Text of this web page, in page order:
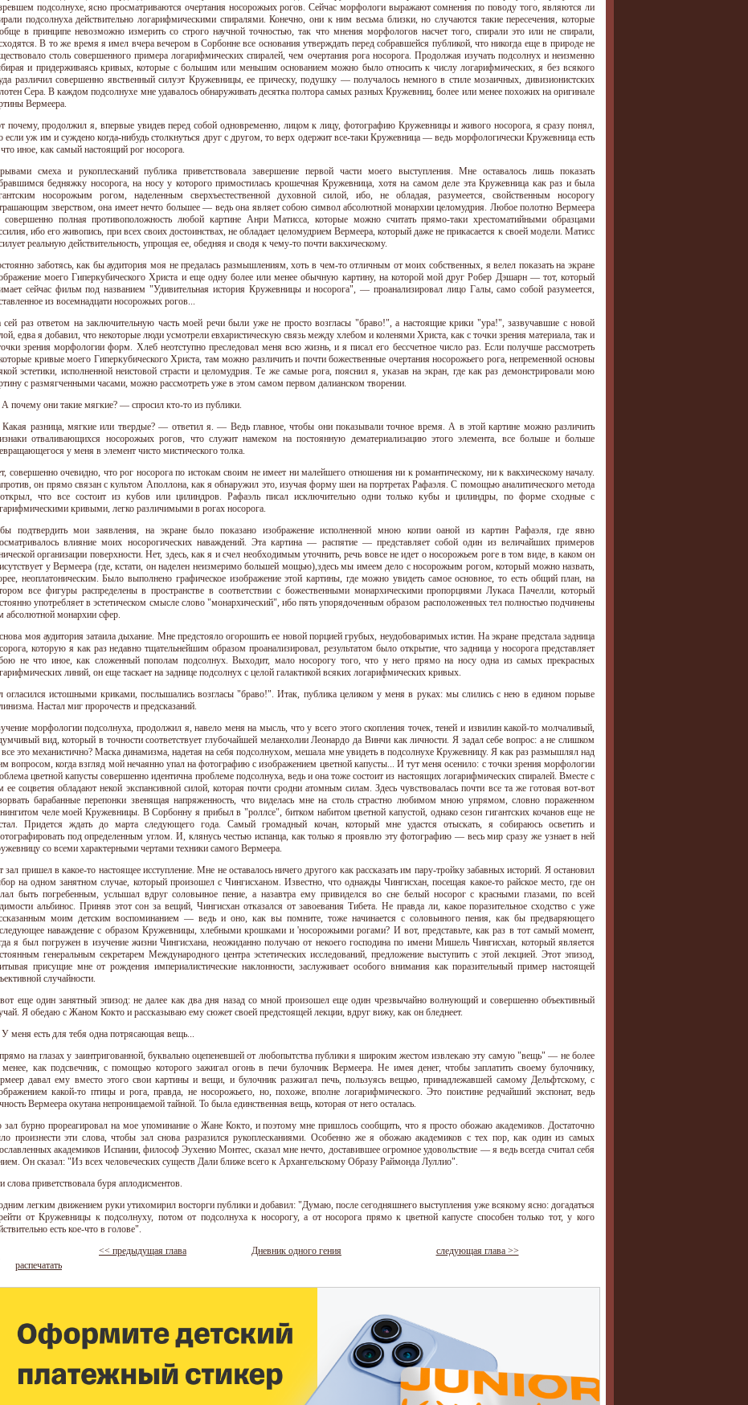
подсолнухе, ясно просматриваются очертания носорожьих рогов. Сейчас морфологи выражают сомнения по поводу того, являются ли
подсолнуха действительно логарифмическими спиралями. Конечно, они к ним весьма близки, но случаются такие пересечения, которые
в принципе невозможно измерить со строго научной точностью, так что мнения морфологов насчет того, спирали это или не спирали,
В то же время я имел вчера вечером в Сорбонне все основания утверждать перед собравшейся публикой, что никогда еще в природе не
столь совершенного примера логарифмических спиралей, чем очертания рога носорога. Продолжая изучать подсолнух и неизменно
и придерживаясь кривых, которые с большим или меньшим основанием можно было относить к числу логарифмических, я без всякого
различил совершенно явственный силуэт Кружевницы, ее прическу, подушку — получалось немного в стиле мозаичных, дивизионистских
Сера. В каждом подсолнухе мне удавалось обнаруживать десятка полтора самых разных Кружевниц, более или менее похожих на оригинале
Вермеера.
почему, продолжил я, впервые увидев перед собой одновременно, лицом к лицу, фотографию Кружевницы и живого носорога, я сразу понял,
если уж им и суждено когда-нибудь столкнуться друг с другом, то верх одержит все-таки Кружевница — ведь морфологически Кружевница есть
иное, как самый настоящий рог носорога.
смеха и рукоплесканий публика приветствовала завершение первой части моего выступления. Мне оставалось лишь показать
бедняжку носорога, на носу у которого примостилась крошечная Кружевница, хотя на самом деле эта Кружевница как раз и была
носорожьим рогом, наделенным сверхъестественной духовной силой, ибо, не обладая, разумеется, свойственным носорогу
зверством, она имеет нечто большее — ведь она являет собою символ абсолютной монархии целомудрия. Любое полотно Вермеера
полная противоположность любой картине Анри Матисса, которые можно считать прямо-таки хрестоматийными образцами
ибо его живопись, при всех своих достоинствах, не обладает целомудрием Вермеера, который даже не прикасается к своей модели. Матисс
реальную действительность, упрощая ее, обедняя и сводя к чему-то почти вакхическому.
заботясь, как бы аудитория моя не предалась размышлениям, хоть в чем-то отличным от моих собственных, я велел показать на экране
моего Гиперкубического Христа и еще одну более или менее обычную картину, на которой мой друг Робер Дэшарн — тот, который
сейчас фильм под названием "Удивительная история Кружевницы и носорога", — проанализировал лицо Галы, само собой разумеется,
из восемнадцати носорожьих рогов...
сей раз ответом на заключительную часть моей речи были уже не просто возгласы "браво!", а настоящие крики "ура!", зазвучавшие с новой
едва я добавил, что некоторые люди усмотрели евхаристическую связь между хлебом и коленями Христа, как с точки зрения материала, так и
зрения морфологии форм. Хлеб неотступно преследовал меня всю жизнь, и я писал его бессчетное число раз. Если получше рассмотреть
кривые моего Гиперкубического Христа, там можно различить и почти божественные очертания носорожьего рога, непременной основы
эстетики, исполненной неистовой страсти и целомудрия. Те же самые рога, пояснил я, указав на экран, где как раз демонстрировали мою
с размягченными часами, можно рассмотреть уже в этом самом первом далианском творении.
почему они такие мягкие? — спросил кто-то из публики.
разница, мягкие или твердые? — ответил я. — Ведь главное, чтобы они показывали точное время. А в этой картине можно различить
отваливающихся носорожьих рогов, что служит намеком на постоянную дематериализацию этого элемента, все больше и больше
у меня в элемент чисто мистического толка.
совершенно очевидно, что рог носорога по истокам своим не имеет ни малейшего отношения ни к романтическому, ни к вакхическому началу.
он прямо связан с культом Аполлона, как я обнаружил это, изучая форму шеи на портретах Рафаэля. С помощью аналитического метода
что все состоит из кубов или цилиндров. Рафаэль писал исключительно одни только кубы и цилиндры, по форме сходные с
кривыми, легко различимыми в рогах носорога.
подтвердить мои заявления, на экране было показано изображение исполненной мною копии oaной из картин Рафаэля, где явно
влияние моих носорогических наваждений. Эта картина — распятие — представляет собой один из величайших примеров
организации поверхности. Нет, здесь, как я и счел необходимым уточнить, речь вовсе не идет о носорожьем роге в том виде, в каком он
у Вермеера (где, кстати, он наделен неизмеримо большей мощью),здесь мы имеем дело с носорожьим рогом, который можно назвать,
неоплатоническим. Было выполнено графическое изображение этой картины, где можно увидеть самое основное, то есть общий план, на
все фигуры распределены в пространстве в соответствии с божественными монархическими пропорциями Лукаса Пачелли, который
употребляет в эстетическом смысле слово "монархический", ибо пять упорядоченным образом расположенных тел полностью подчинены
абсолютной монархии сфер.
моя аудитория затаила дыхание. Мне предстояло огорошить ее новой порцией грубых, неудобоваримых истин. На экране предстала задница
которую я как раз недавно тщательнейшим образом проанализировал, результатом было открытие, что задница у носорога представляет
не что иное, как сложенный пополам подсолнух. Выходит, мало носорогу того, что у него прямо на носу одна из самых прекрасных
линий, он еще таскает на заднице подсолнух с целой галактикой всяких логарифмических кривых.
огласился истошными криками, послышались возгласы "браво!". Итак, публика целиком у меня в руках: мы слились с нею в едином порыве
Настал миг пророчеств и предсказаний.
морфологии подсолнуха, продолжил я, навело меня на мысль, что у всего этого скопления точек, теней и извилин какой-то молчаливый,
вид, который в точности соответствует глубочайшей меланхолии Леонардо да Винчи как личности. Я задал себе вопрос: а не слишком
все это механистично? Маска динамизма, надетая на себя подсолнухом, мешала мне увидеть в подсолнухе Кружевницу. Я как раз размышлял над
вопросом, когда взгляд мой нечаянно упал на фотографию с изображением цветной капусты... И тут меня осенило: с точки зрения морфологии
цветной капусты совершенно идентична проблеме подсолнуха, ведь и она тоже состоит из настоящих логарифмических спиралей. Вместе с
ее соцветия обладают некой экспансивной силой, которая почти сродни атомным силам. Здесь чувствовалась почти все та же готовая вот-вот
барабанные перепонки звенящая напряженность, что виделась мне на столь страстно любимом мною упрямом, словно пораженном
челе моей Кружевницы. В Сорбонну я прибыл в "роллсе", битком набитом цветной капустой, однако сезон гигантских кочанов еще не
Придется ждать до марта следующего года. Самый громадный кочан, который мне удастся отыскать, я собираюсь осветить и
под определенным углом. И, клянусь честью испанца, как только я проявлю эту фотографию — весь мир сразу же узнает в ней
со всеми характерными чертами техники самого Вермеера.
зал пришел в какое-то настоящее исступление. Мне не оставалось ничего другого как рассказать им пару-тройку забавных историй. Я остановил
на одном занятном случае, который произошел с Чингисханом. Известно, что однажды Чингисхан, посещая какое-то райское место, где он
быть погребенным, услышал вдруг соловьиное пение, а назавтра ему привиделся во сне белый носорог с красными глазами, по всей
альбинос. Приняв этот сон за вещий, Чингисхан отказался от завоевания Тибета. Не правда ли, какое поразительное сходство с уже
моим детским воспоминанием — ведь и оно, как вы помните, тоже начинается с соловьиного пения, как бы предваряющего
наваждение с образом Кружевницы, хлебными крошками и 'носорожьими рогами? И вот, представьте, как раз в тот самый момент,
я был погружен в изучение жизни Чингисхана, неожиданно получаю от некоего господина по имени Мишель Чингисхан, который является
генеральным секретарем Международного центра эстетических исследований, предложение выступить с этой лекцией. Этот эпизод,
присущие мне от рождения империалистические наклонности, заслуживает особого внимания как поразительный пример настоящей
случайности.
еще один занятный эпизод: не далее как два дня назад со мной произошел еще один чрезвычайно волнующий и совершенно объективный
Я обедаю с Жаном Кокто и рассказываю ему сюжет своей предстоящей лекции, вдруг вижу, как он бледнеет.
меня есть для тебя одна потрясающая вещь...
на глазах у заинтригованной, буквально оцепеневшей от любопытства публики я широким жестом извлекаю эту самую "вещь" — не более
менее, как подсвечник, с помощью которого зажигал огонь в печи булочник Вермеера. Не имея денег, чтобы заплатить своему булочнику,
давал ему вместо этого свои картины и вещи, и булочник разжигал печь, пользуясь вещью, принадлежавшей самому Дельфтскому, с
какой-то птицы и рога, правда, не носорожьего, но, похоже, вполне логарифмического. Это поистине редчайший экспонат, ведь
Вермеера окутана непроницаемой тайной. То была единственная вещь, которая от него осталась.
зал бурно прореагировал на мое упоминание о Жане Кокто, и поэтому мне пришлось сообщить, что я просто обожаю академиков. Достаточно
произнести эти слова, чтобы зал снова разразился рукоплесканиями. Особенно же я обожаю академиков с тех пор, как один из самых
академиков Испании, философ Эухенио Монтес, сказал мне нечто, доставившее огромное удовольствие — я ведь всегда считал себя
Он сказал: "Из всех человеческих существ Дали ближе всего к Архангельскому Образу Раймонда Луллио".
слова приветствовала буря аплодисментов.
легким движением руки утихомирил восторги публики и добавил: "Думаю, после сегодняшнего выступления уже всякому ясно: догадаться
от Кружевницы к подсолнуху, потом от подсолнуха к носорогу, а от носорога прямо к цветной капусте способен только тот, у кого
есть кое-что в голове".
<< предыдущая глава
Дневник одного гения
следующая глава >>
распечатать